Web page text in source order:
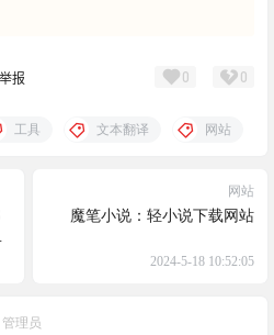
举报 0 0
工具 文本翻译 网站
网站
魔笔小说：轻小说下载网站
2024-5-18 10:52:05
管理员